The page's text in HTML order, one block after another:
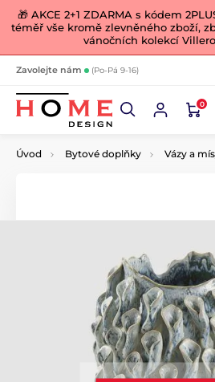
🎁 AKCE 2+1 ZDARMA s kódem
téměř vše kromě zlevněného zboží,
vánočních kolekcí
Zavolejte nám (Po-Pá 9-16)
0
Úvod Bytové doplňky Vázy a